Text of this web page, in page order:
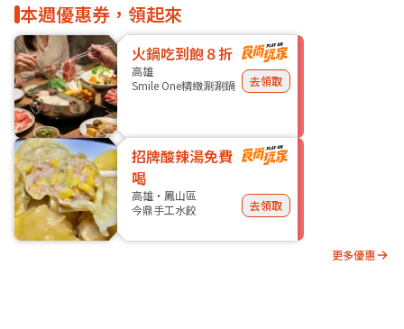
本週優惠券，領起來
火鍋吃到飽８折
高雄
Smile One精緻涮涮鍋
去領取
招牌酸辣湯免費
喝
高雄・鳳山區
今鼎手工水餃
去領取
更多優惠